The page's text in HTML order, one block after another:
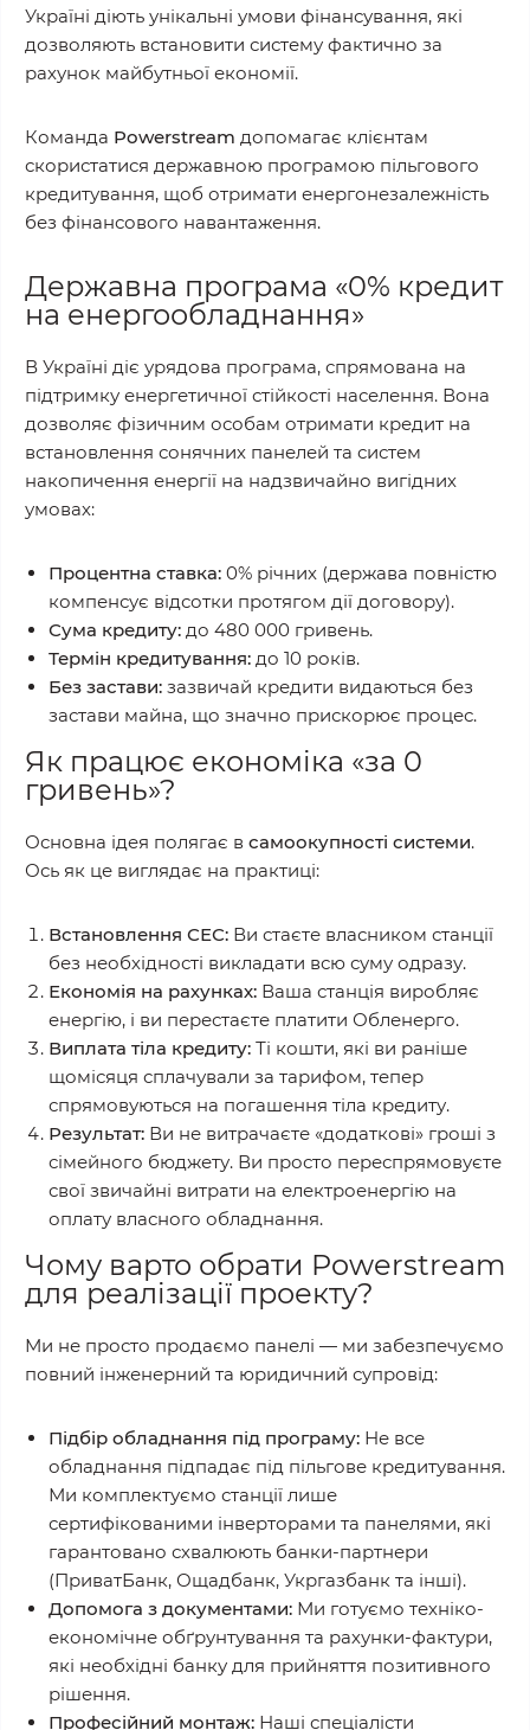
Україні діють унікальні умови фінансування, які
дозволяють встановити систему фактично за
рахунок майбутньої економії.
Команда Powerstream допомагає клієнтам
скористатися державною програмою пільгового
кредитування, щоб отримати енергонезалежність
без фінансового навантаження.
Державна програма «0% кредит
на енергообладнання»
В Україні діє урядова програма, спрямована на
підтримку енергетичної стійкості населення. Вона
дозволяє фізичним особам отримати кредит на
встановлення сонячних панелей та систем
накопичення енергії на надзвичайно вигідних
умовах:
Процентна ставка: 0% річних (держава повністю
компенсує відсотки протягом дії договору).
Сума кредиту: до 480 000 гривень.
Термін кредитування: до 10 років.
Без застави: зазвичай кредити видаються без
застави майна, що значно прискорює процес.
Як працює економіка «за 0
гривень»?
Основна ідея полягає в самоокупності системи.
Ось як це виглядає на практиці:
Встановлення СЕС: Ви стаєте власником станції
без необхідності викладати всю суму одразу.
Економія на рахунках: Ваша станція виробляє
енергію, і ви перестаєте платити Обленерго.
Виплата тіла кредиту: Ті кошти, які ви раніше
щомісяця сплачували за тарифом, тепер
спрямовуються на погашення тіла кредиту.
Результат: Ви не витрачаєте «додаткові» гроші з
сімейного бюджету. Ви просто переспрямовуєте
свої звичайні витрати на електроенергію на
оплату власного обладнання.
Чому варто обрати Powerstream
для реалізації проекту?
Ми не просто продаємо панелі — ми забезпечуємо
повний інженерний та юридичний супровід:
Підбір обладнання під програму: Не все
обладнання підпадає під пільгове кредитування.
Ми комплектуємо станції лише
сертифікованими інверторами та панелями, які
гарантовано схвалюють банки-партнери
(ПриватБанк, Ощадбанк, Укргазбанк та інші).
Допомога з документами: Ми готуємо техніко-
економічне обґрунтування та рахунки-фактури,
які необхідні банку для прийняття позитивного
рішення.
Професійний монтаж: Наші спеціалісти